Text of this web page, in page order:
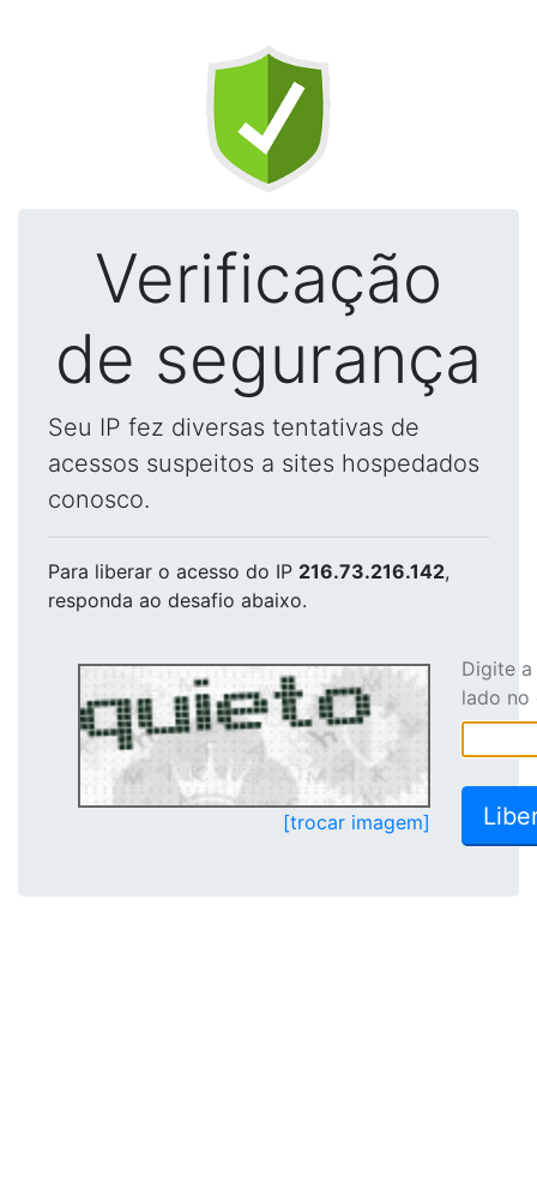
Verificação
de segurança
Seu IP fez diversas tentativas de
acessos suspeitos a sites hospedados
conosco.
Para liberar o acesso do IP 216.73.216.142,
responda ao desafio abaixo.
[trocar imagem]
Digite
lado no